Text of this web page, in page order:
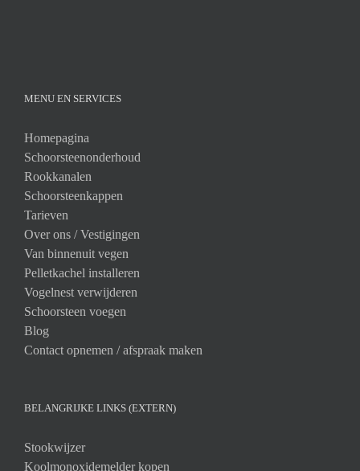
MENU EN SERVICES
Homepagina
Schoorsteenonderhoud
Rookkanalen
Schoorsteenkappen
Tarieven
Over ons /Vestigingen
Van binnenuit vegen
Pelletkachel installeren
Vogelnest verwijderen
Schoorsteen voegen
Blog
Contact opnemen / afspraak maken
BELANGRIJKE LINKS (EXTERN)
Stookwijzer
Koolmonoxidemelder kopen